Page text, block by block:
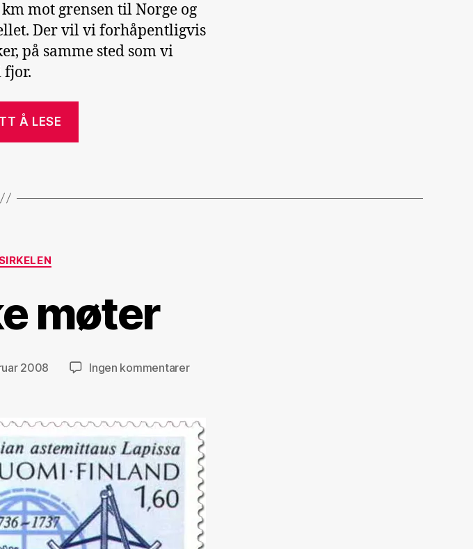
mot grensen til Norge og
Der vil vi forhåpentligvis
på samme sted som vi
fjor.
Å LESE
Kategorier
møter
2008 Ingen kommentarertil